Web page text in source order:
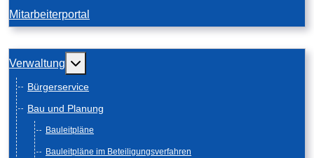
Mitarbeiterportal
Verwaltung Weitere Informationen: Verwaltung
Bürgerservice
Bau und Planung
Bauleitpläne
Bauleitpläne im Beteiligungsverfahren